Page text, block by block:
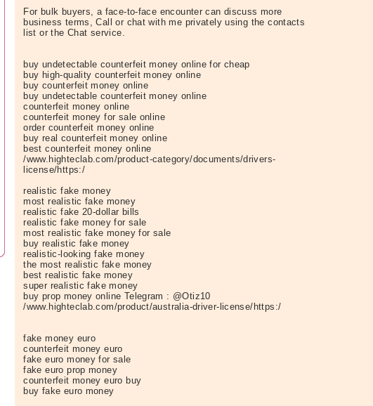
For bulk buyers, a face-to-face encounter can discuss more
business terms, Call or chat with me privately using the contacts
list or the Chat service.
buy undetectable counterfeit money online for cheap
buy high-quality counterfeit money online
buy counterfeit money online
buy undetectable counterfeit money online
counterfeit money online
counterfeit money for sale online
order counterfeit money online
buy real counterfeit money online
best counterfeit money online
/www.highteclab.com/product-category/documents/drivers-
license/https:/
realistic fake money
most realistic fake money
realistic fake 20-dollar bills
realistic fake money for sale
most realistic fake money for sale
buy realistic fake money
realistic-looking fake money
the most realistic fake money
best realistic fake money
super realistic fake money
buy prop money online Telegram : @Otiz10
/www.highteclab.com/product/australia-driver-license/https:/
fake money euro
counterfeit money euro
fake euro money for sale
fake euro prop money
counterfeit money euro buy
buy fake euro money